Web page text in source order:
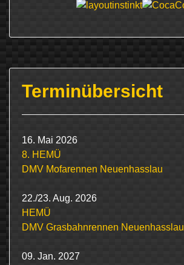
Terminübersicht
16. Mai 2026
8. HEMÜ
DMV Mofarennen Neuenhasslau
22./23. Aug. 2026
HEMÜ
DMV Grasbahnrennen Neuenhasslau
09. Jan. 2027